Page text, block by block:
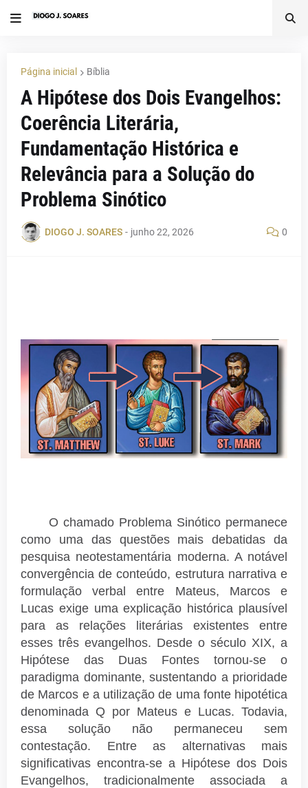
Página inicial Bíblia
A Hipótese dos Dois Evangelhos:
Coerência Literária,
Fundamentação Histórica e
Relevância para a Solução do
Problema Sinótico
DIOGO J. SOARES - junho 22, 2026 0
O chamado Problema Sinótico permanece
como uma das questões mais debatidas da
pesquisa neotestamentária moderna. A notável
convergência de conteúdo, estrutura narrativa e
formulação verbal entre Mateus, Marcos e
Lucas exige uma explicação histórica plausível
para as relações literárias existentes entre
esses três evangelhos. Desde o século XIX, a
Hipótese das Duas Fontes tornou-se o
paradigma dominante, sustentando a prioridade
de Marcos e a utilização de uma fonte hipotética
denominada Q por Mateus e Lucas. Todavia,
essa solução não permaneceu sem
contestação. Entre as alternativas mais
significativas encontra-se a Hipótese dos Dois
Evangelhos, tradicionalmente associada a